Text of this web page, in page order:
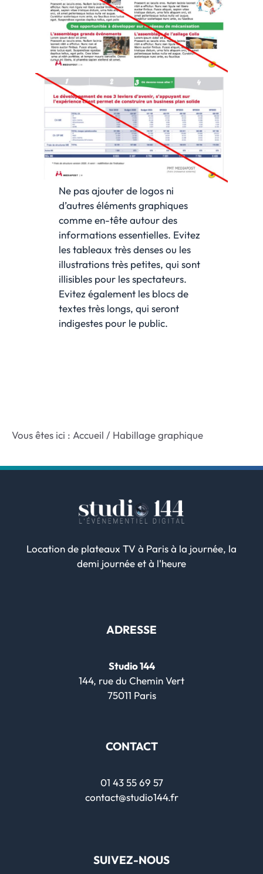
Ne pas ajouter de logos ni
d’autres éléments graphiques
comme en-tête autour des
informations essentielles. Evitez
les tableaux très denses ou les
illustrations très petites, qui sont
illisibles pour les spectateurs.
Evitez également les blocs de
textes très longs, qui seront
indigestes pour le public.
Vous êtes ici : Accueil / Habillage graphique
Location de plateaux TV à Paris à la journée, la
demi journée et à l'heure
ADRESSE
Studio 144
144, rue du Chemin Vert
75011 Paris
CONTACT
01 43 55 69 57
contact@studio144.fr
SUIVEZ-NOUS